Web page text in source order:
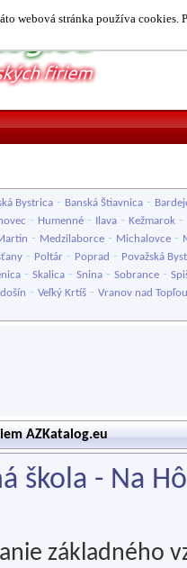
webová stránka používa cookies.
Bystrica - Banská Štiavnica -
- Humenné - Ilava - Kežmarok -
- Medzilaborce - Michalovce -
- Poltár - Poprad - Považská
- Skalica - Snina - Sobrance -
- Veľký Krtíš - Vranov nad Topľou
AZKatalog.eu
škola - Na
základného